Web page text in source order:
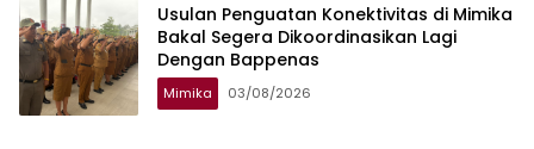
Usulan Penguatan Konektivitas di Mimika
Bakal Segera Dikoordinasikan Lagi
Dengan Bappenas
Mimika 03/08/2026